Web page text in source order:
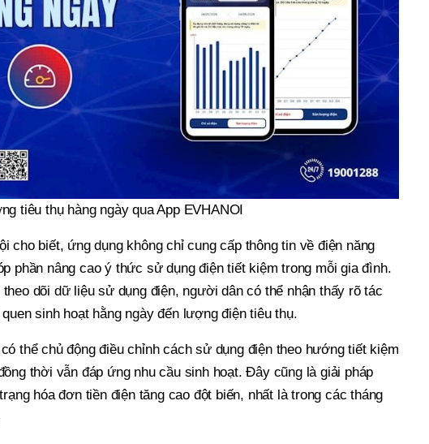
tiêu thụ hàng ngày qua App EVHANOI
cho biết, ứng dụng không chỉ cung cấp thông tin về điện năng
phần nâng cao ý thức sử dụng điện tiết kiệm trong mỗi gia đình.
dõi dữ liệu sử dụng điện, người dân có thể nhận thấy rõ tác
sinh hoạt hằng ngày đến lượng điện tiêu thụ.
thể chủ động điều chỉnh cách sử dụng điện theo hướng tiết kiệm
thời vẫn đáp ứng nhu cầu sinh hoạt. Đây cũng là giải pháp
hóa đơn tiền điện tăng cao đột biến, nhất là trong các tháng